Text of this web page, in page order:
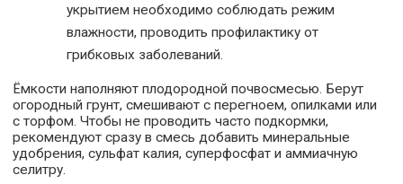
укрытием необходимо соблюдать режим
влажности, проводить профилактику от
грибковых заболеваний.
Ёмкости наполняют плодородной почвосмесью. Берут
огородный грунт, смешивают с перегноем, опилками или
с торфом. Чтобы не проводить часто подкормки,
рекомендуют сразу в смесь добавить минеральные
удобрения, сульфат калия, суперфосфат и аммиачную
селитру.